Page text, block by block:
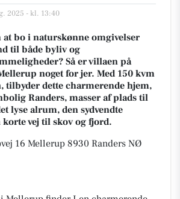
2025 - kl. 13:40
bo i naturskønne omgivelser
til både byliv og
Så er villaen på
noget for jer. Med 150 kvm
tilbyder dette charmerende hjem,
Randers, masser af plads til
lyse alrum, den sydvendte
korte vej til skov og fjord.
16 Mellerup 8930 Randers NØ